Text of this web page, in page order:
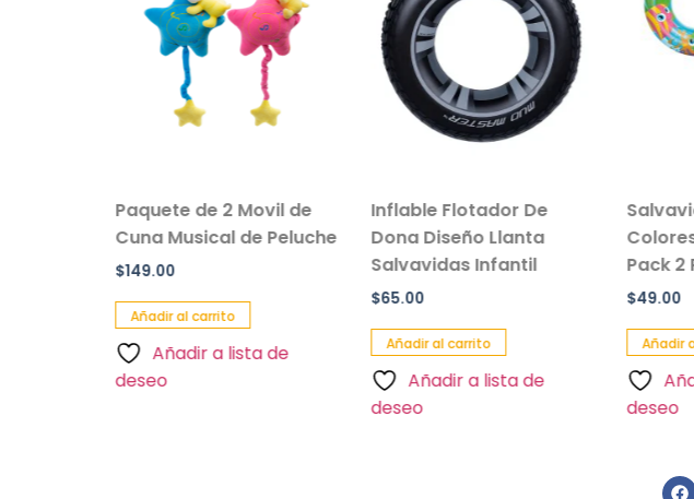
Paquete de 2 Movil de
Cuna Musical de Peluche
$149.00
Añadir al carrito
Añadir a lista de
deseo
Inflable Flotador De
Dona Diseño Llanta
Salvavidas Infantil
$65.00
Añadir al carrito
Añadir a lista de
deseo
Pack 2
$49.00
Añadir
deseo